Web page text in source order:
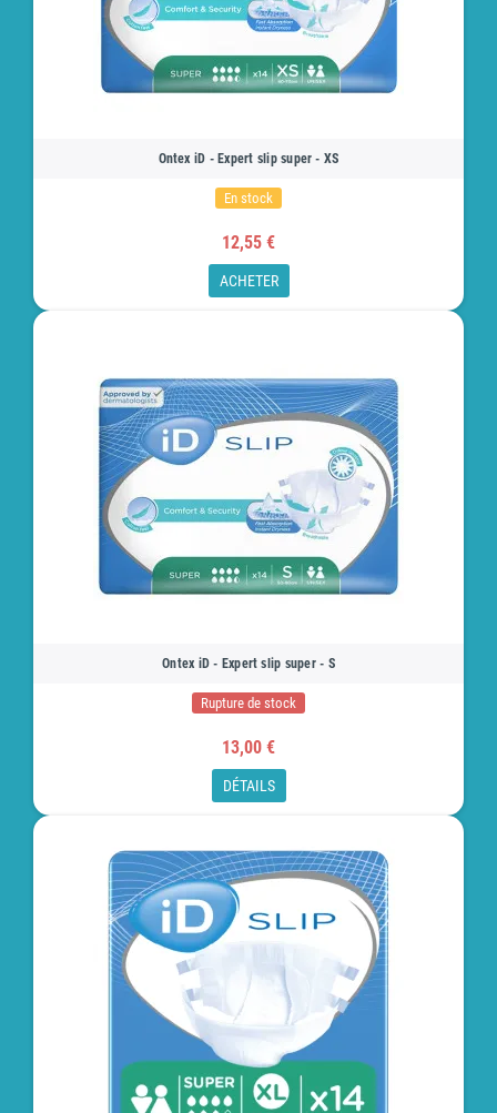
Ontex iD - Expert slip super - XS
En stock
12,55 €
ACHETER
Ontex iD - Expert slip super - S
Rupture de stock
13,00 €
DÉTAILS